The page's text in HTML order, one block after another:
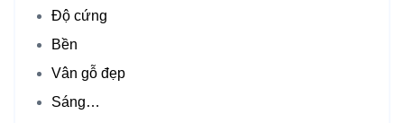
Độ cứng
Bền
Vân gỗ đẹp
Sáng…